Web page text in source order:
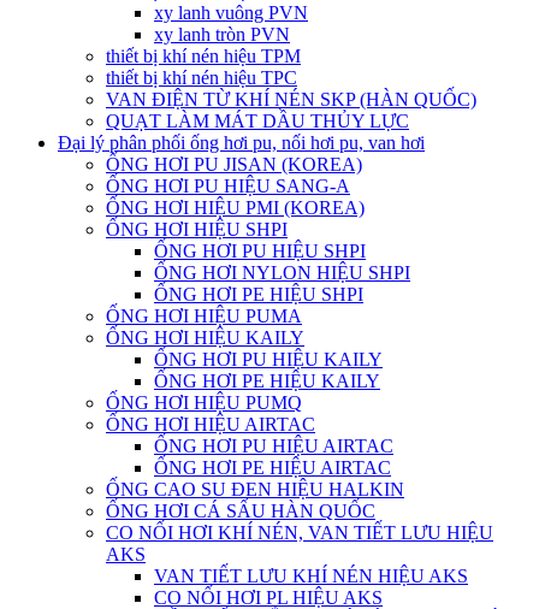
xy lanh vuông PVN
xy lanh tròn PVN
thiết bị khí nén hiệu TPM
thiết bị khí nén hiệu TPC
VAN ĐIỆN TỪ KHÍ NÉN SKP (HÀN QUỐC)
QUẠT LÀM MÁT DẦU THỦY LỰC
Đại lý phân phối ống hơi pu, nối hơi pu, van hơi
ỐNG HƠI PU JISAN (KOREA)
ỐNG HƠI PU HIỆU SANG-A
ỐNG HƠI HIỆU PMI (KOREA)
ỐNG HƠI HIỆU SHPI
ỐNG HƠI PU HIỆU SHPI
ỐNG HƠI NYLON HIỆU SHPI
ỐNG HƠI PE HIỆU SHPI
ỐNG HƠI HIỆU PUMA
ỐNG HƠI HIỆU KAILY
ỐNG HƠI PU HIỆU KAILY
ỐNG HƠI PE HIỆU KAILY
ỐNG HƠI HIỆU PUMQ
ỐNG HƠI HIỆU AIRTAC
ỐNG HƠI PU HIỆU AIRTAC
ỐNG HƠI PE HIỆU AIRTAC
ỐNG CAO SU ĐEN HIỆU HALKIN
ỐNG HƠI CÁ SẤU HÀN QUỐC
CO NỐI HƠI KHÍ NÉN, VAN TIẾT LƯU HIỆU
AKS
VAN TIẾT LƯU KHÍ NÉN HIỆU AKS
CO NỐI HƠI PL HIỆU AKS